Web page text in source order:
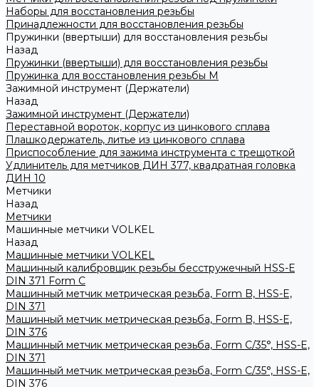
Наборы для восстановления резьбы
Принадлежности для восстановления резьбы
Пружинки (ввертыши) для восстановления резьбы
Назад
Пружинки (ввертыши) для восстановления резьбы
Пружинка для восстановления резьбы M
Зажимной инструмент (Держатели)
Назад
Зажимной инструмент (Держатели)
Переставной вороток, корпус из цинкового сплава
Плашкодержатель, литье из цинкового сплава
Приспособление для зажима инструмента с трещоткой
Удлинитель для метчиков ДИН 377, квадратная головка
ДИН 10
Метчики
Назад
Метчики
Машинные метчики VOLKEL
Назад
Машинные метчики VOLKEL
Машинный калибровщик резьбы бесстружечный HSS-Е
DIN 371 Form C
Машинный метчик метрическая резьба, Form B, HSS-E,
DIN 371
Машинный метчик метрическая резьба, Form B, HSS-E,
DIN 376
Машинный метчик метрическая резьба, Form С/35°, HSS-E,
DIN 371
Машинный метчик метрическая резьба, Form С/35°, HSS-E,
DIN 376